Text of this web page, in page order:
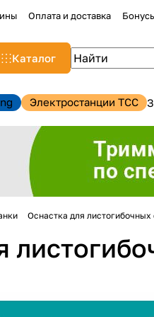
Оплата и доставка
Каталог
Электростанции TCC
Оснастка для листогибочных